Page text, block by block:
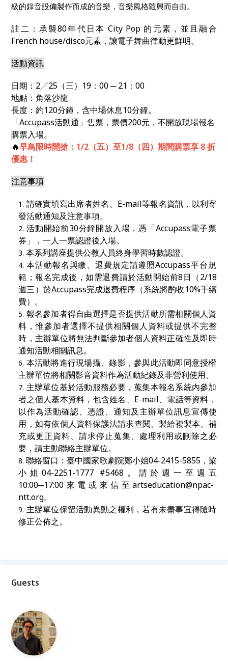
級的錄音設備製作而成的音樂，音樂風格隨興而自由。
註二：承襲80年代日本 City Pop 的元素，並且融合
French house/disco元素，讓電子舞曲律動更鮮明。
活動資訊
日期：2╱25（三）19：00 ─ 21：00
地點：角落沙龍
長度：約120分鐘，含中場休息10分鐘。
「Accupass活動通」售票，票價200元，不開放現場報名
購票入場。
🔥早鳥限時開搶：1/2（五）至1/8（四）期間購票享 8 折
優惠！
注意事項
請確實填寫出席者姓名、 E-mail等報名資訊，以利寄
發活動通知及注意事項。
活動開始前30分鐘開放入場，憑「Accupass電子票
券」，一人一票認證後入場。
本系列講座提供公教人員終身學習時數認證。
本活動報名與繳、退費規定請遵照Accupass平台規
範；報名完成後，如需退費請於活動開始前8日（2/18
週三）於Accupass完成退費程序（系統將酌收10%手續
費）。
報名參加者得自由選擇是否提供活動所需相關個人資
料，惟參加者選擇不提供相關個人資料或提供不完整
時，主辦單位將無法判斷參加者個人資料正確性及即時
通知活動相關訊息。
本活動將進行現場攝、錄影，參與此活動即同意授權
主辦單位將相關影音資料作為活動紀錄及非營利使用。
主辦單位基於活動服務必要，蒐集本報名系統內參加
者之個人基本資料，包含姓名、 E-mail、電話等資料，
以作為活動確認、憑證、通知及主辦單位訊息宣傳使
用，如有依個人資料保護法請求查閱、製給複製本、補
充或更正資料、請求停止蒐集、處理利用或刪除之必
要，請主動聯絡主辦單位。
聯絡窗口：臺中國家歌劇院鄭小姐04-2415-5855，梁
小姐04-2251-1777 #5468 。請於週一至週五
10:00─17:00 來電或來信至artseducation@npac-
ntt.org。
主辦單位保留活動異動之權利，若有未盡事宜得隨時
修正公佈之。
Guests